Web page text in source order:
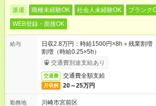
派遣 職種未経験OK 社会人未経験OK
ブランク
WEB登録・面接OK
給与
日収2.8万円：時給1500円×8h＋残業割増
割増（時給0.25×5h）
交通費別途支給あり
交通費 交通費全額支給
月収例 20～25万円
勤務地
川崎市宮前区